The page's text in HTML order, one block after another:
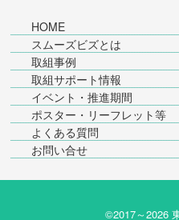
HOME
スムーズビズとは
取組事例
取組サポート情報
イベント・推進期間
ポスター・リーフレット等
よくある質問
お問い合せ
©2017～2026